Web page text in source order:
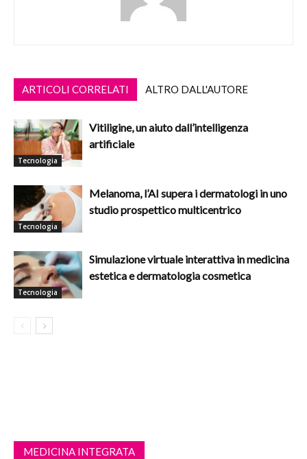
ARTICOLI CORRELATI ALTRO DALL'AUTORE
Tecnologia
Vitiligine, un aiuto dall’intelligenza
artificiale
Tecnologia
Melanoma, l’AI supera i dermatologi in uno
studio prospettico multicentrico
Tecnologia
Simulazione virtuale interattiva in medicina
estetica e dermatologia cosmetica
MEDICINA INTEGRATA